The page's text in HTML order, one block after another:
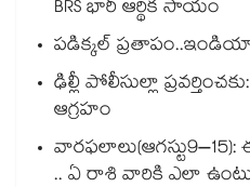
BRS భారీ ఆర్థిక సాయం
పడిక్కల్‌‌
ఢిల్లీ పోలీసుల్లా
ఆగ్రహం
.. ఏ రాశి వారికి ఎలా